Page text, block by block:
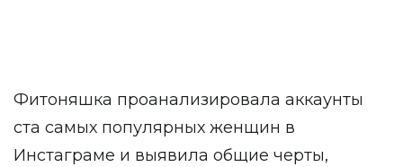
Фитоняшка проанализировала аккаунты
ста самых популярных женщин в
Инстаграме и выявила общие черты,